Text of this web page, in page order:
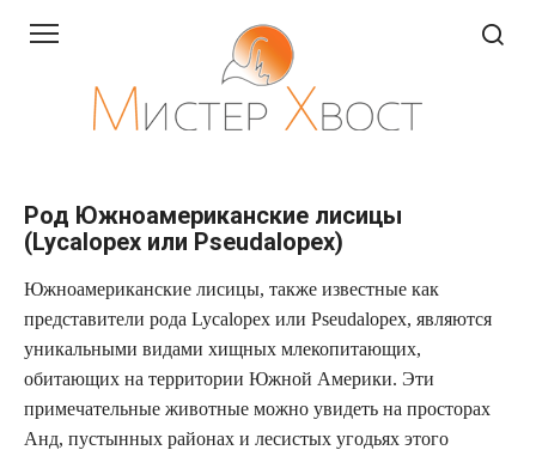
Род Южноамериканские лисицы
(Lycalopex или Pseudalopex)
Южноамериканские лисицы, также известные как
представители рода Lycalopex или Pseudalopex, являются
уникальными видами хищных млекопитающих,
обитающих на территории Южной Америки. Эти
примечательные животные можно увидеть на просторах
Анд, пустынных районах и лесистых угодьях этого